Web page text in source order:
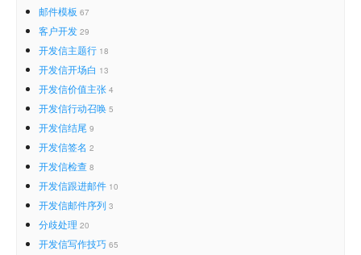
邮件模板 67
客户开发 29
开发信主题行 18
开发信开场白 13
开发信价值主张 4
开发信行动召唤 5
开发信结尾 9
开发信签名 2
开发信检查 8
开发信跟进邮件 10
开发信邮件序列 3
分歧处理 20
开发信写作技巧 65